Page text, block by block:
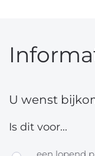
U wenst
Is dit voor...